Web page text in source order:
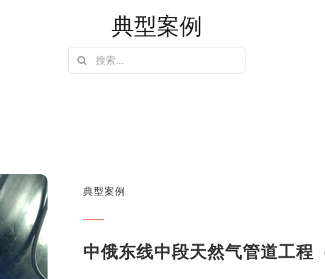
典型案例
搜
索：
典型案例
中俄东线中段天然气管道工